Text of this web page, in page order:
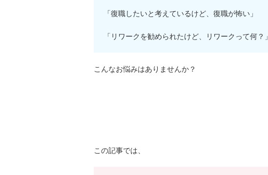
「復職したいと考えているけど、復職が怖い」
「リワークを勧められたけど、リワークって何？」
こんなお悩みはありませんか？
この記事では、